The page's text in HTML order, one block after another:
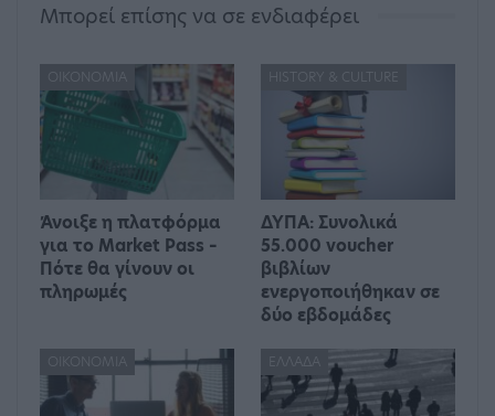
Μπορεί επίσης να σε ενδιαφέρει
ΟΙΚΟΝΟΜΊΑ
Άνοιξε η πλατφόρμα
για το Market Pass –
Πότε θα γίνουν οι
πληρωμές
HISTORY & CULTURE
ΔΥΠΑ: Συνολικά
55.000 voucher
βιβλίων
ενεργοποιήθηκαν σε
δύο εβδομάδες
ΟΙΚΟΝΟΜΊΑ ΕΛΛΆΔΑ